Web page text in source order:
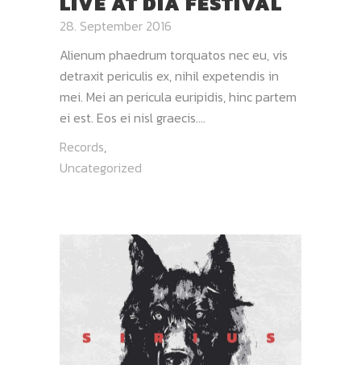
28. September 2016
Alienum phaedrum torquatos nec eu, vis
detraxit periculis ex, nihil expetendis in
mei. Mei an pericula euripidis, hinc partem
ei est. Eos ei nisl graecis....
Records,
Uncategorized